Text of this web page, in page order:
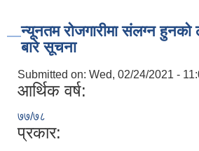
न्यूनतम रोजगारीमा संलग्न हुनको
बारे सूचना
Submitted on: Wed, 02/24/2021 -
आर्थिक वर्ष:
७७/७८
प्रकार: